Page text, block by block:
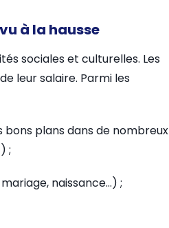
à la hausse
sociales et culturelles. Les
leur salaire. Parmi les
bons plans dans de nombreux
;
naissance…) ;